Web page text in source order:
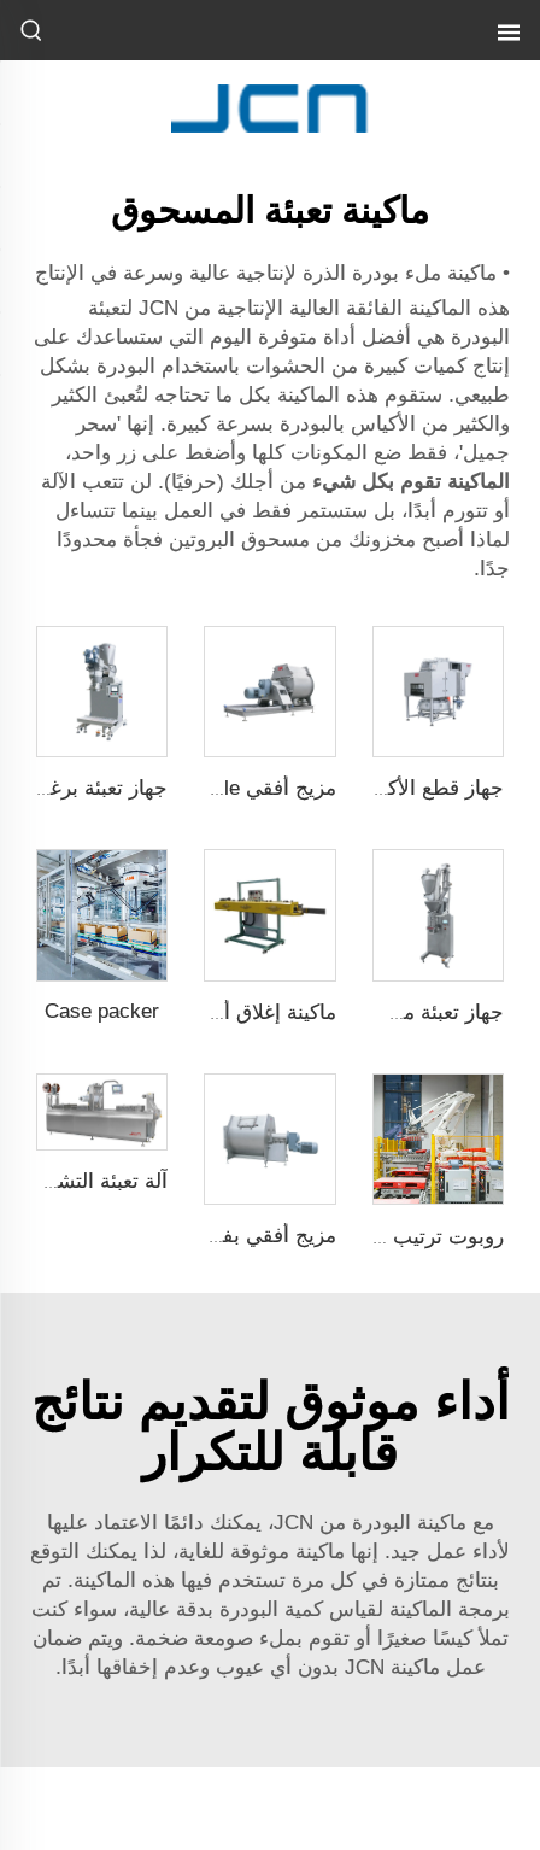
ماكينة تعبئة المسحوق
• ماكينة ملء بودرة الذرة لإنتاجية عالية وسرعة في الإنتاج
هذه الماكينة الفائقة العالية الإنتاجية من JCN لتعبئة
البودرة هي أفضل أداة متوفرة اليوم التي ستساعدك على
إنتاج كميات كبيرة من الحشوات باستخدام البودرة بشكل
طبيعي. ستقوم هذه الماكينة بكل ما تحتاجه لتُعبئ الكثير
والكثير من الأكياس بالبودرة بسرعة كبيرة. إنها 'سحر
جميل'، فقط ضع المكونات كلها وأضغط على زر واحد،
الماكينة تقوم بكل شيء من أجلك (حرفيًا). لن تتعب الآلة
أو تتورم أبدًا، بل ستستمر فقط في العمل بينما تتساءل
لماذا أصبح مخزونك من مسحوق البروتين فجأة محدودًا
جدًا.
جهاز قطع الأكياس تلقائيًا مزيج أفقي QUICK Dismantle جهاز تعبئة برغي مزدوج أفقي
جهاز تعبئة مساحيق عمودي Case packer
روبوت ترتيب على托盘 مزيج أفقي بفتحة جانبية واحدة
آلة تعبئة التشكيل الحراري
أداء موثوق لتقديم نتائج
قابلة للتكرار
مع ماكينة البودرة من JCN، يمكنك دائمًا الاعتماد عليها
لأداء عمل جيد. إنها ماكينة موثوقة للغاية، لذا يمكنك التوقع
بنتائج ممتازة في كل مرة تستخدم فيها هذه الماكينة. تم
برمجة الماكينة لقياس كمية البودرة بدقة عالية، سواء كنت
تملأ كيسًا صغيرًا أو تقوم بملء صومعة ضخمة. ويتم ضمان
عمل ماكينة JCN بدون أي عيوب وعدم إخفاقها أبدًا.